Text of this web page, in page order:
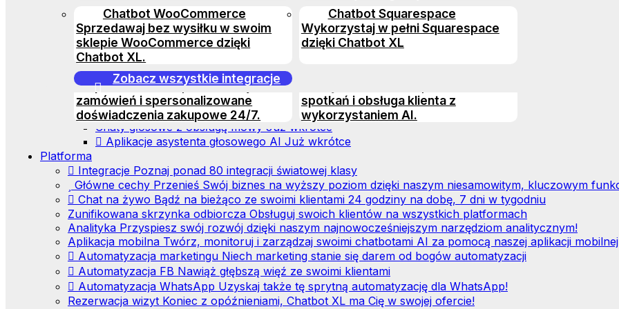
dziekanatem oraz pomoc administracyjną.
Agent Wsparcia Klienta AIJuż wkrótce
Agent Zakupowy AI Już wkrótce
Multi Agenci AI
Studio Agentów AIJuż wkrótce
Technologia głosu AI
Głosowe boty AIJuż wkrótce
Głosowi agenci AIJuż wkrótce
Chaty głosowe z obsługą mowy Już wkrótce
Aplikacje asystenta głosowego AI Już wkrótce
Platforma
Integracje Poznaj ponad 80 integracji światowej klasy
Główne cechy Przenieś Swój biznes na wyższy poziom dzięki naszym niesamowitym, kluczowym
Chat na żywo Bądź na bieżąco ze swoimi klientami 24 godziny na dobę, 7 dni w tygodniu
Zunifikowana skrzynka odbiorcza Obsługuj swoich klientów na wszystkich platformach
Analityka Przyspiesz swój rozwój dzięki naszym najnowocześniejszym narzędziom analitycznym!
Aplikacja mobilna Twórz, monitoruj i zarządzaj swoimi chatbotami AI za pomocą naszej aplikacji mobilnej
Automatyzacja marketingu Niech marketing stanie się darem od bogów automatyzacji
Automatyzacja FB Nawiąż głębszą więź ze swoimi klientami
Automatyzacja WhatsApp Uzyskaj także tę sprytną automatyzację dla WhatsApp!
Rezerwacja wizyt Koniec z opóźnieniami, Chatbot XL ma Cię w swojej ofercie!
automatyzuj spotkania i zwiększaj
efektywność wsparcia dzięki AI.
odzyskiwanie porzuconych
koszyków, obsługę klienta i
odpowiedzi na najczęstsze pytania
dzięki AI.
Chatbot AI dla WooCommerce
Wsparcie czatu AI, aktualizacje
zamówień i spersonalizowane
doświadczenia zakupowe 24/7.
spotkań i obsługa klienta z
wykorzystaniem AI.
Obsługa klientaDzięki tej
automatyzacji Twoi klienci będą
zachwyceni
Pozyskiwanie odbiorców
Zdobądź więcej klientów bez
dodatkowego wysiłku i wydatków
Chatbot WooCommerce
Sprzedawaj bez wysiłku w swoim
sklepie WooCommerce dzięki
Chatbot XL.
Chatbot Squarespace
Wykorzystaj w pełni Squarespace
dzięki Chatbot XL
Zobacz wszystkie integracje